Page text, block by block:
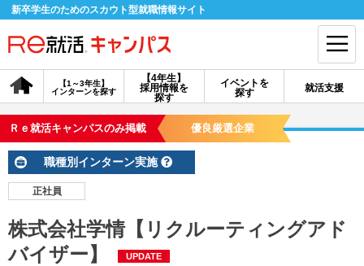
新卒学生のためのスカウト型就職情報サイト
【4年生】
採用情報を
探す
【1～3年生】
インターンを探す
イベントを
探す
就活支援
会員登録 ログイン
会員ID・パスワードを忘れた方はこちら
探す
【4年生】
採用情報を探す
【4年生】
説明会を探す
【1～3年生】
インターンを探す
Ｒｅ就活キャンパスのみ掲載 優良厳選企業
職種別インターン実施
正社員
株式会社学情【リクルーティングアド
バイザー】
UPDATE